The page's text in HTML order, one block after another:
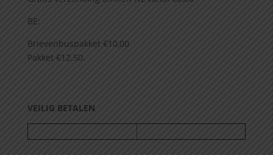
BE:
Brievenbuspakket €10,00
Pakket €12.50.
VEILIG BETALEN